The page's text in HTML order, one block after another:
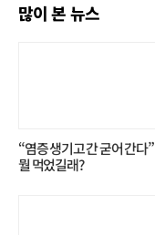
많이 본 뉴스
“염증 생기고 간 굳어 간
뭘 먹었길래?